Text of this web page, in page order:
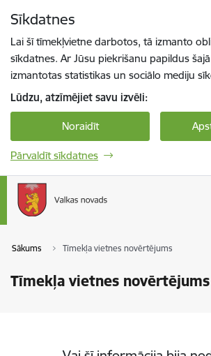
Sīkdatnes
Lai šī tīmekļvietne darbotos, tā izmanto
sīkdatnes. Ar Jūsu piekrišanu papildus
izmantotas statistikas un sociālo mediju
Lūdzu, atzīmējiet savu izvēli:
Noraidīt
Pārvaldīt sīkdatnes
Sākums Tīmekļa vietnes novērtējums
Tīmekļa vietnes novērtējums